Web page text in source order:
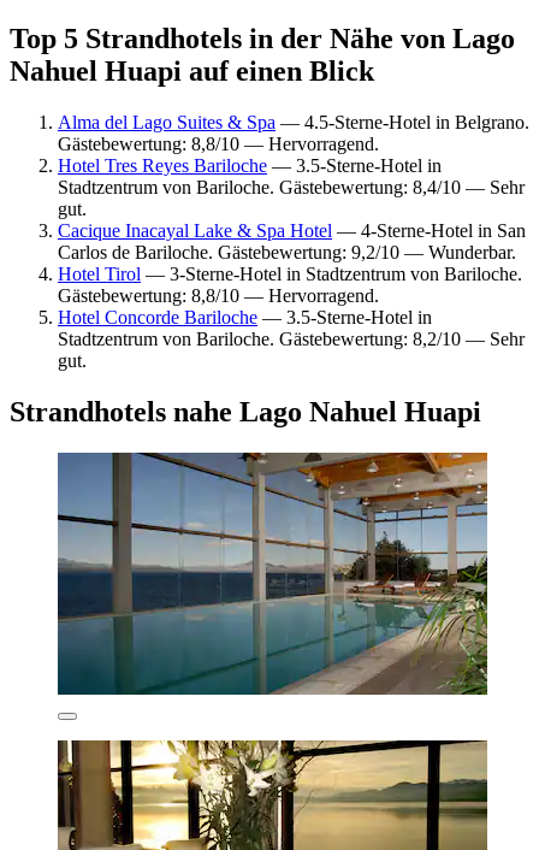
Top 5 Strandhotels in der Nähe von Lago
Nahuel Huapi auf einen Blick
Alma del Lago Suites & Spa — 4.5-Sterne-Hotel in Belgrano.
Gästebewertung: 8,8/10 — Hervorragend.
Hotel Tres Reyes Bariloche — 3.5-Sterne-Hotel in
Stadtzentrum von Bariloche. Gästebewertung: 8,4/10 — Sehr
gut.
Cacique Inacayal Lake & Spa Hotel — 4-Sterne-Hotel in San
Carlos de Bariloche. Gästebewertung: 9,2/10 — Wunderbar.
Hotel Tirol — 3-Sterne-Hotel in Stadtzentrum von Bariloche.
Gästebewertung: 8,8/10 — Hervorragend.
Hotel Concorde Bariloche — 3.5-Sterne-Hotel in
Stadtzentrum von Bariloche. Gästebewertung: 8,2/10 — Sehr
gut.
Strandhotels nahe Lago Nahuel Huapi